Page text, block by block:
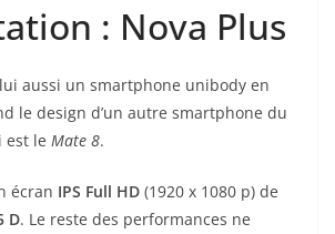
: Nova Plus
aussi un smartphone unibody en
le design d’un autre smartphone du
est le Mate 8.
écran IPS Full HD (1920 x 1080 p) de
D. Le reste des performances ne